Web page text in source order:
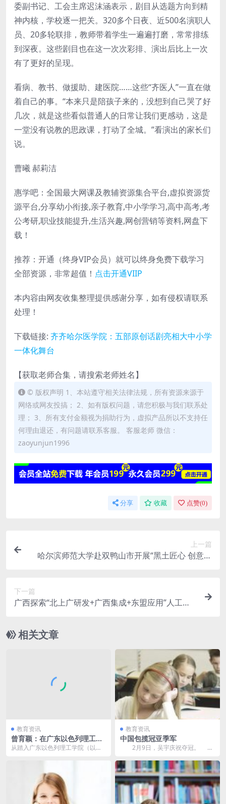
委副书记、工会主席迟沫涵表示，剧目从选题方向到精
神内核，学校逐一把关。320多个日夜、近500名演职人
员、20多轮联排，教师带着学生一遍遍打磨，常常排练
到深夜。这些剧目也在这一次次彩排、演出后比上一次
有了更好的呈现。
看病、教书、做援助、建医院……这些“齐医人”一直在做
着自己的事。“本来只是陪孩子来的，没想到自己哭了好
几次，就是这些看似普通人的日常让我们更感动，这是
一堂没有说教的思政课，打动了全城。”看演出的家长们
说。
曹曦 郝莉洁
惠学吧：全国最大网课及教辅资源集合平台,虚拟资源货
源平台,分享幼小衔接,亲子教育,中小学学习,高中高考,考
公考研,职业技能提升,生活兴趣,网创营销等资料,网盘下
载！
推荐：开通（终身VIP会员）就可以终身免费下载学习
全部资源，非常超值！ 点击开通VIIP
本内容由网友收集整理提供感谢分享，如有侵权请联系
处理！
下载链接: 齐齐哈尔医学院：五部原创话剧亮相大中小学
一体化舞台
【获取老师合集，请搜索老师姓名】
© 版权声明 1、本站遵守相关法律法规，所有资源来源于
网络或网友投搞； 2、如有版权问题，请您积极与我们联系处
理； 3、所有支付金额视为捐助行为，虚拟产品所以不支持任
何理由退还，有问题请联系客服。 客服老师 微信：
zaoyunjun1996
分享 收藏 点赞(0)
上一篇
哈尔滨师范大学赴双鸭山市开展“黑土匠心 创意赋
下一篇
广西探索“北上广研发+广西集成+东盟应用”人工智
相关文章
教育资讯
曾育颖：在广东以色列理工学
院的沃土深耕绿色科研
从踏入广东以色列理工学院（以下
教育资讯
中国包揽冠亚季军
2月9日，吴宇庆祝夺冠。
会速度滑冰男子5...